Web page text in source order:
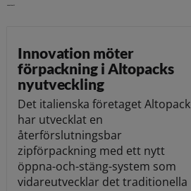
Innovation möter
förpackning i Altopacks
nyutveckling
Det italienska företaget Altopack
har utvecklat en
återförslutningsbar
zipförpackning med ett nytt
öppna-och-stäng-system som
vidareutvecklar det traditionella